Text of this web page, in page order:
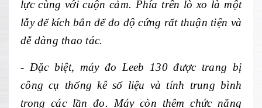
lực cùng với cuộn cảm. Phía trên lò xo là một
lẫy để kích bắn để đo độ cứng rất thuận tiện và
dễ dàng thao tác.
- Đặc biệt, máy đo Leeb 130 được trang bị
công cụ thống kê số liệu và tính trung bình
trong các lần đo. Máy còn thêm chức năng